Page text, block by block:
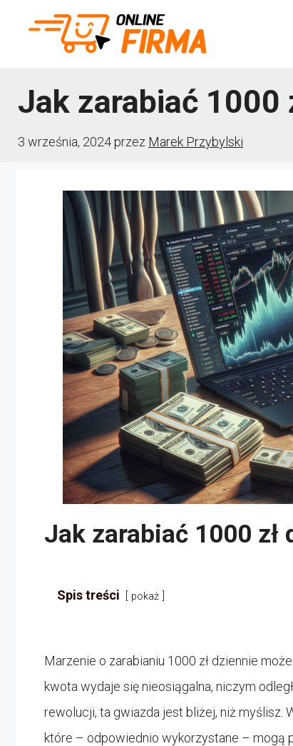
Jak zarabiać 1000
3 września, 2024przez Marek Przybylski
Jak zarabiać 1000 zł
Spis treści pokaż
Marzenie o zarabianiu 1000 zł dziennie
kwota wydaje się nieosiągalna, niczym
rewolucji, ta gwiazda jest bliżej, niż myślisz.
które – odpowiednio wykorzystane – mogą